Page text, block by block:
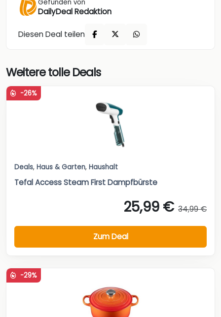
Gefunden von
DailyDeal Redaktion
Diesen Deal teilen
Weitere tolle Deals
-26%
Deals, Haus & Garten, Haushalt
Tefal Access Steam First Dampfbürste
25,99 € 34,99 €
Zum Deal
-29%